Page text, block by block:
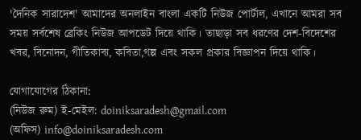
'দৈনিক সারাদেশ' আমাদের অনলাইন বাংলা একটি নিউজ পোর্টাল, এখানে আমরা সব
সময় সর্বশেষ ব্রেকিং নিউজ আপডেট দিয়ে থাকি। তাছাড়া সব ধরণের দেশ-বিদেশের
খবর, বিনোদন, গীতিকাব্য, কবিতা,গল্প এবং সকল প্রকার বিজ্ঞাপন দিয়ে থাকি।
যোগাযোগের ঠিকানা:
(নিউজ রুম) ই-মেইল: doiniksaradesh@gmail.com
(অফিস) info@doiniksaradesh.com